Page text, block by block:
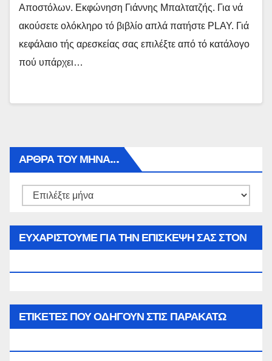
Αποστόλων. Εκφώνηση Γιάννης Μπαλτατζής. Για νά
ακούσετε ολόκληρο τό βιβλίο απλά πατήστε PLAY. Γιά
κεφάλαιο τής αρεσκείας σας επιλέξτε από τό κατάλογο
πού υπάρχει…
ΑΡΘΡΑ ΤΟΥ ΜΉΝΑ…
Αρθρα
ΕΥΧΑΡΙΣΤΟΥΜΕ ΓΙΑ ΤΗΝ ΕΠΙΣΚΕΨΗ ΣΑΣ ΣΤΟΝ
ΕΤΙΚΈΤΕΣ ΠΟΥ ΟΔΗΓΟΎΝ ΣΤΙΣ ΠΑΡΑΚΆΤΩ